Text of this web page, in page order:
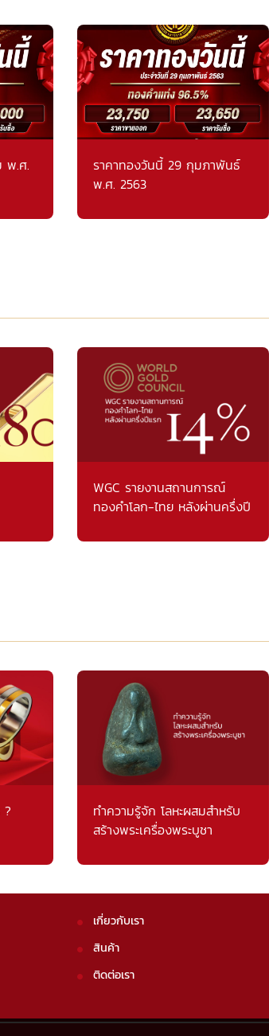
พ.ศ.
ราคาทองวันนี้ 29 กุมภาพันธ์
พ.ศ. 2563
WGC รายงานสถานการณ์
ทองคำโลก-ไทย หลังผ่านครึ่งปี
?
ทำความรู้จัก โลหะผสมสำหรับ
สร้างพระเครื่องพระบูชา
เกี่ยวกับเรา
สินค้า
ติดต่อเรา